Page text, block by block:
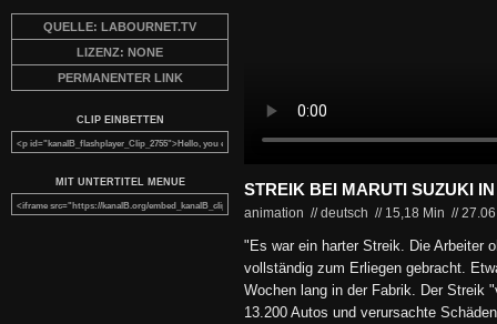
QUELLE: LABOURNET.TV
LIZENZ: NONE
PERMANENTER LINK
CLIP EINBETTEN
MIT UNTERTITEL MENUE STREIK BEI MARUTI SUZUKI
animation // deutsch // 15,18 Min //
"Es war ein harter Streik. Die Arbeiter
vollständig zum Erliegen gebracht.
Wochen lang in der Fabrik. Der Streik
13.200 Autos und verursachte